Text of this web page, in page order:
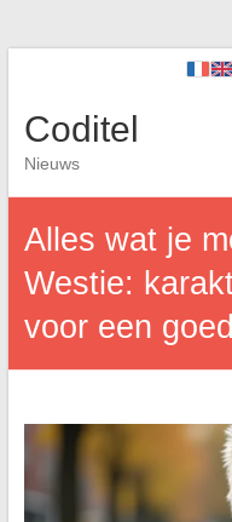
Coditel
Nieuws
Alles wat je
Westie:
voor een